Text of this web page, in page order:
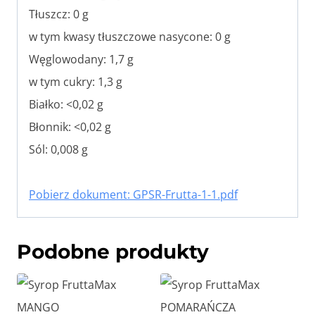
Tłuszcz: 0 g
w tym kwasy tłuszczowe nasycone: 0 g
Węglowodany: 1,7 g
w tym cukry: 1,3 g
Białko: <0,02 g
Błonnik: <0,02 g
Sól: 0,008 g
Pobierz dokument: GPSR-Frutta-1-1.pdf
Podobne produkty